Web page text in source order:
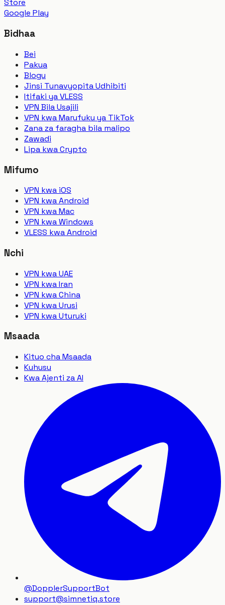
Store
Google Play
Bidhaa
Bei
Pakua
Blogu
Jinsi Tunavyopita Udhibiti
Itifaki ya VLESS
VPN Bila Usajili
VPN kwa Marufuku ya TikTok
Zana za faragha bila malipo
Zawadi
Lipa kwa Crypto
Mifumo
VPN kwa iOS
VPN kwa Android
VPN kwa Mac
VPN kwa Windows
VLESS kwa Android
Nchi
VPN kwa UAE
VPN kwa Iran
VPN kwa China
VPN kwa Urusi
VPN kwa Uturuki
Msaada
Kituo cha Msaada
Kuhusu
Kwa Ajenti za AI
@DopplerSupportBot
support@simnetiq.store